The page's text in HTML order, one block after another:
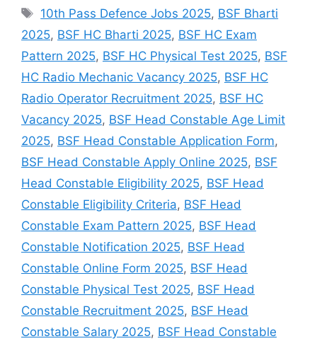
Tags
10th Pass Defence Jobs 2025, BSF Bharti
2025, BSF HC Bharti 2025, BSF HC Exam
Pattern 2025, BSF HC Physical Test 2025, BSF
HC Radio Mechanic Vacancy 2025, BSF HC
Radio Operator Recruitment 2025, BSF HC
Vacancy 2025, BSF Head Constable Age Limit
2025, BSF Head Constable Application Form,
BSF Head Constable Apply Online 2025, BSF
Head Constable Eligibility 2025, BSF Head
Constable Eligibility Criteria, BSF Head
Constable Exam Pattern 2025, BSF Head
Constable Notification 2025, BSF Head
Constable Online Form 2025, BSF Head
Constable Physical Test 2025, BSF Head
Constable Recruitment 2025, BSF Head
Constable Salary 2025, BSF Head Constable